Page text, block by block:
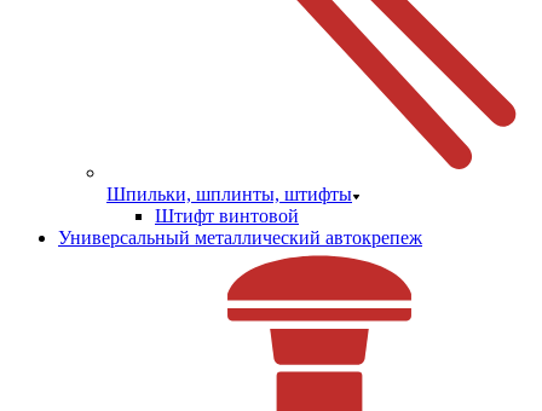
Шпильки, шплинты, штифты
Штифт винтовой
Универсальный металлический автокрепеж